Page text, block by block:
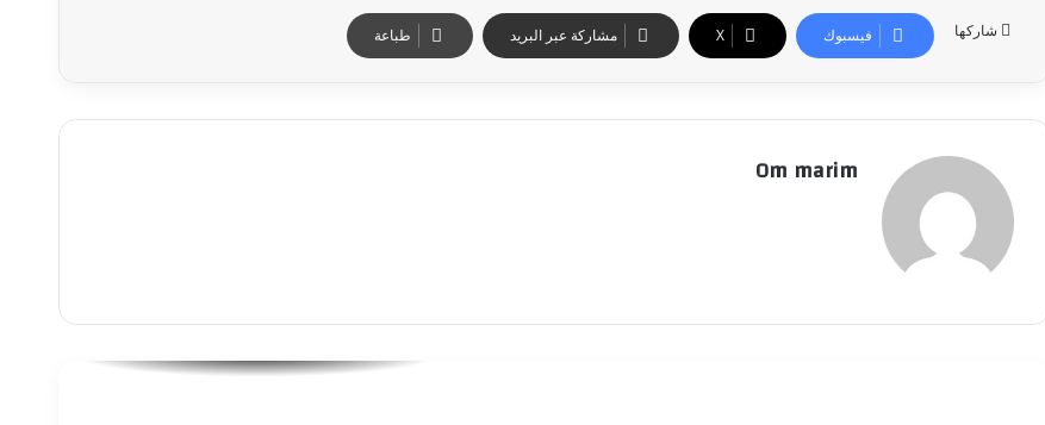
شاركها فيسبوك ‫X مشاركة عبر البريد طباعة
Om marim